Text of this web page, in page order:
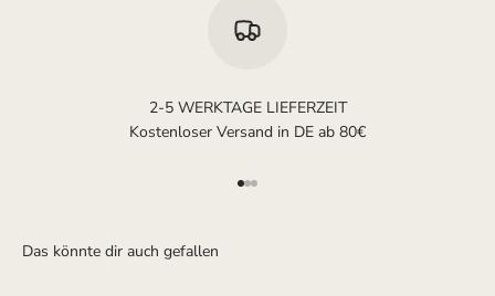
2-5 WERKTAGE LIEFERZEIT
Kostenloser Versand in DE ab 80€